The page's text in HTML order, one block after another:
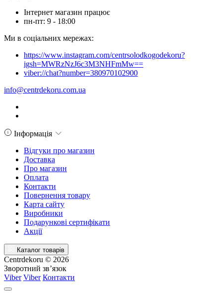
Інтернет магазин працює
пн-пт: 9 - 18:00
Ми в соціальних мережах:
https://www.instagram.com/centrsolodkogodekoru?
igsh=MWRzNzJ6c3M3NHFmMw==
viber://chat?number=380970102900
info@centrdekoru.com.ua
Інформація
Відгуки про магазин
Доставка
Про магазин
Оплата
Контакти
Повернення товару
Карта сайту
Виробники
Подарункові сертифікати
Акції
Каталог товарів
Centrdekoru © 2026
Зворотний зв’язок
Viber Viber Контакти